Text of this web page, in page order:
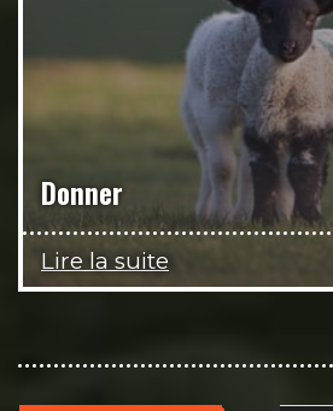
Donner
Lire la suite